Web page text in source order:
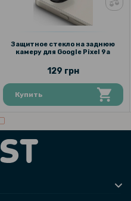
для ZTE Nubia Z60S Pro
Glass для ZTE nubia Z60S
Защитное стекло на заднюю
камеру для Google Pixel 9a
129 грн
Купить